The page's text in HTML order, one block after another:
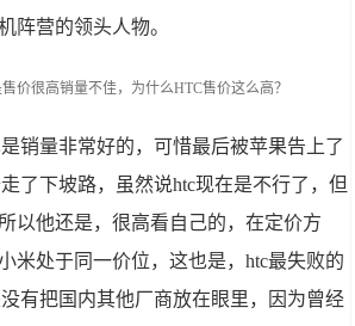
阵营的领头人物。
销量非常好的，可惜最后被苹果告上了
了下坡路，虽然说htc现在是不行了，但
以他还是，很高看自己的，在定价方
米处于同一价位，这也是，htc最失败的
有把国内其他厂商放在眼里，因为曾经